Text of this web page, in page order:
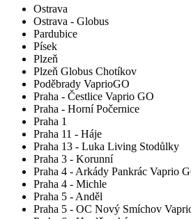
Ostrava
Ostrava - Globus
Pardubice
Písek
Plzeň
Plzeň Globus Chotíkov
Poděbrady VaprioGO
Praha - Čestlice Vaprio GO
Praha - Horní Počernice
Praha 1
Praha 11 - Háje
Praha 13 - Luka Living Stodůlky
Praha 3 - Korunní
Praha 4 - Arkády Pankrác Vaprio
Praha 4 - Michle
Praha 5 - Anděl
Praha 5 - OC Nový Smíchov